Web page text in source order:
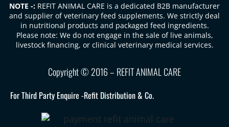
NOTE -: REFIT ANIMAL CARE is a dedicated B2B manufacturer
and supplier of veterinary feed supplements. We strictly deal
in nutritional products and packaged feed ingredients.
Please note: We do not engage in the sale of live animals,
livestock financing, or clinical veterinary medical services.
Copyright © 2016 – REFIT ANIMAL CARE
For Third Party Enquire -Refit Distribution & Co.